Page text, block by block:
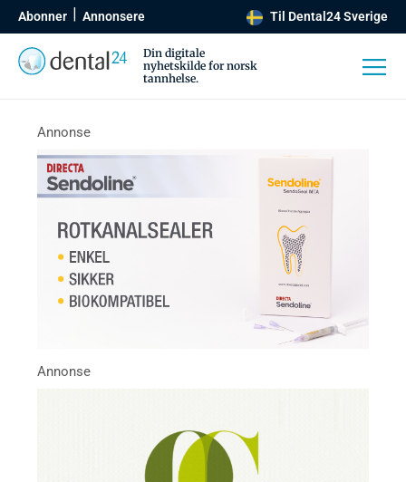
Abonner Annonsere Til Dental24 Sverige
Din digitale
nyhetskilde for norsk
tannhelse.